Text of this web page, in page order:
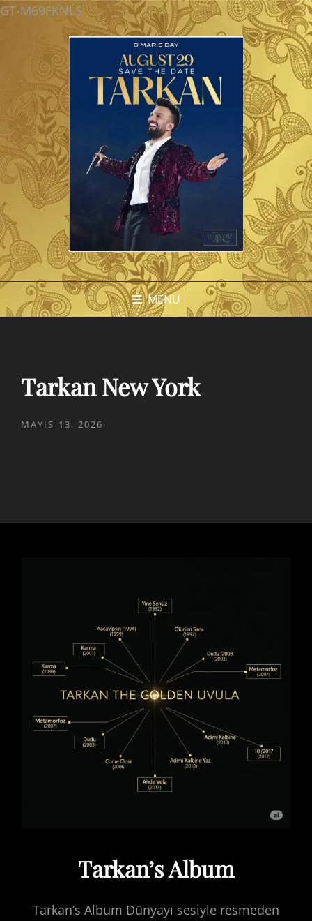
GT-M69FKNLS
MENU
Tarkan New York
POSTED
MAYIS 13, 2026
Tarkan’s Album
Tarkan’s Album Dünyayı sesiyle resmeden